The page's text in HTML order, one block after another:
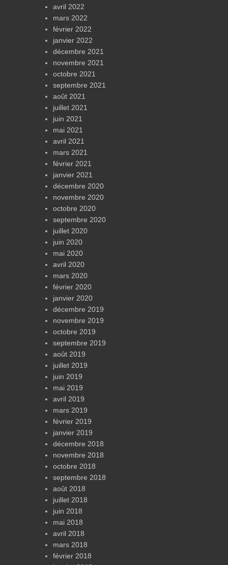
avril 2022
mars 2022
février 2022
janvier 2022
décembre 2021
novembre 2021
octobre 2021
septembre 2021
août 2021
juillet 2021
juin 2021
mai 2021
avril 2021
mars 2021
février 2021
janvier 2021
décembre 2020
novembre 2020
octobre 2020
septembre 2020
juillet 2020
juin 2020
mai 2020
avril 2020
mars 2020
février 2020
janvier 2020
décembre 2019
novembre 2019
octobre 2019
septembre 2019
août 2019
juillet 2019
juin 2019
mai 2019
avril 2019
mars 2019
février 2019
janvier 2019
décembre 2018
novembre 2018
octobre 2018
septembre 2018
août 2018
juillet 2018
juin 2018
mai 2018
avril 2018
mars 2018
février 2018